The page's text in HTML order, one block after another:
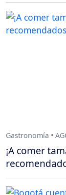
Gastronomía •
¡A comer